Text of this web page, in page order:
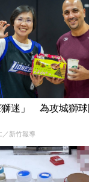
獅迷」 為攻城獅球
／新竹報導